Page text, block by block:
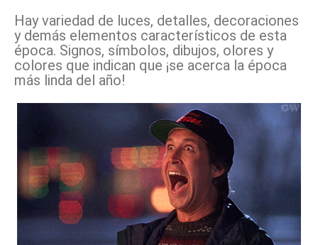
Hay variedad de luces, detalles, decoraciones
y demás elementos característicos de esta
época. Signos, símbolos, dibujos, olores y
colores que indican que ¡se acerca la época
más linda del año!